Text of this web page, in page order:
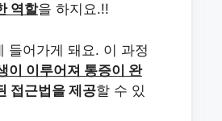
역할을 하지요.!!
들어가게 돼요. 이 과정
이 이루어져 통증이 완
접근법을 제공할 수 있